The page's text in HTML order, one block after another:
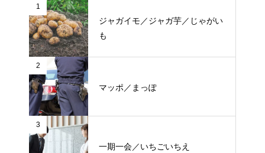
1
ジャガイモ／ジャガ芋／じゃがい
も
2
マッポ／まっぽ
3
一期一会／いちごいちえ